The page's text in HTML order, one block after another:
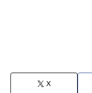
X